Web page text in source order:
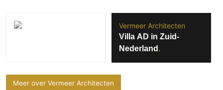
Vermeer Architecten
Villa AD in Zuid-
Nederland
Meer over Vermeer Architecten